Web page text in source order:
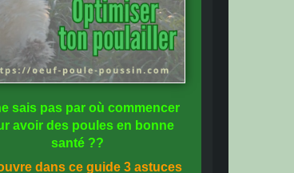
sais pas par où commencer
avoir des poules en bonne
santé??
dans ce guide 3 astuces